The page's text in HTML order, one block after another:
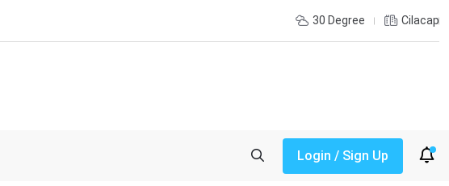
30 Degree Cilacap
Login / Sign Up